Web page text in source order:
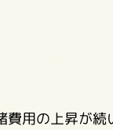
用の上昇が